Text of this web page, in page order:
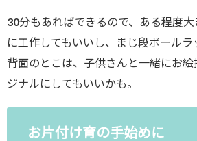
30分もあればできるので、ある程度
に工作してもいいし、まじ段ボールラ
背面のとこは、子供さんと一緒にお絵
ジナルにしてもいいかも。
お片付け育の手始めに